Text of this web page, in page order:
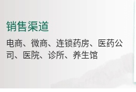
销售渠道
电商、微商、连锁药房、医药公
司、医院、诊所、养生馆